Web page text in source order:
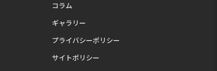
コラム
ギャラリー
プライバシーポリシー
サイトポリシー